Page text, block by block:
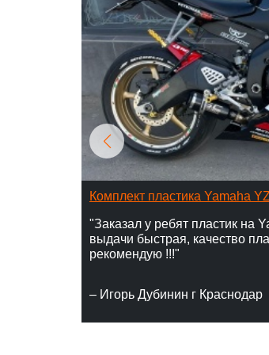
Комплект пластика Yamaha
"Заказал у ребят пластик на
выдачи быстрая, качество
рекомендую !!!"
– Игорь Дубинин г Краснодар